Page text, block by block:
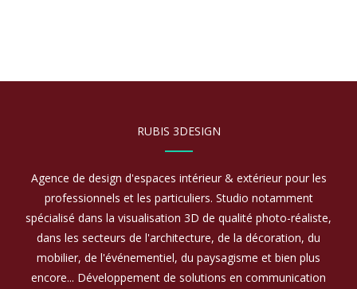
RUBIS 3DESIGN
Agence de design d'espaces intérieur & extérieur pour les
professionnels et les particuliers. Studio notamment
spécialisé dans la visualisation 3D de qualité photo-réaliste,
dans les secteurs de l'architecture, de la décoration, du
mobilier, de l'événementiel, du paysagisme et bien plus
encore... Développement de solutions en communication